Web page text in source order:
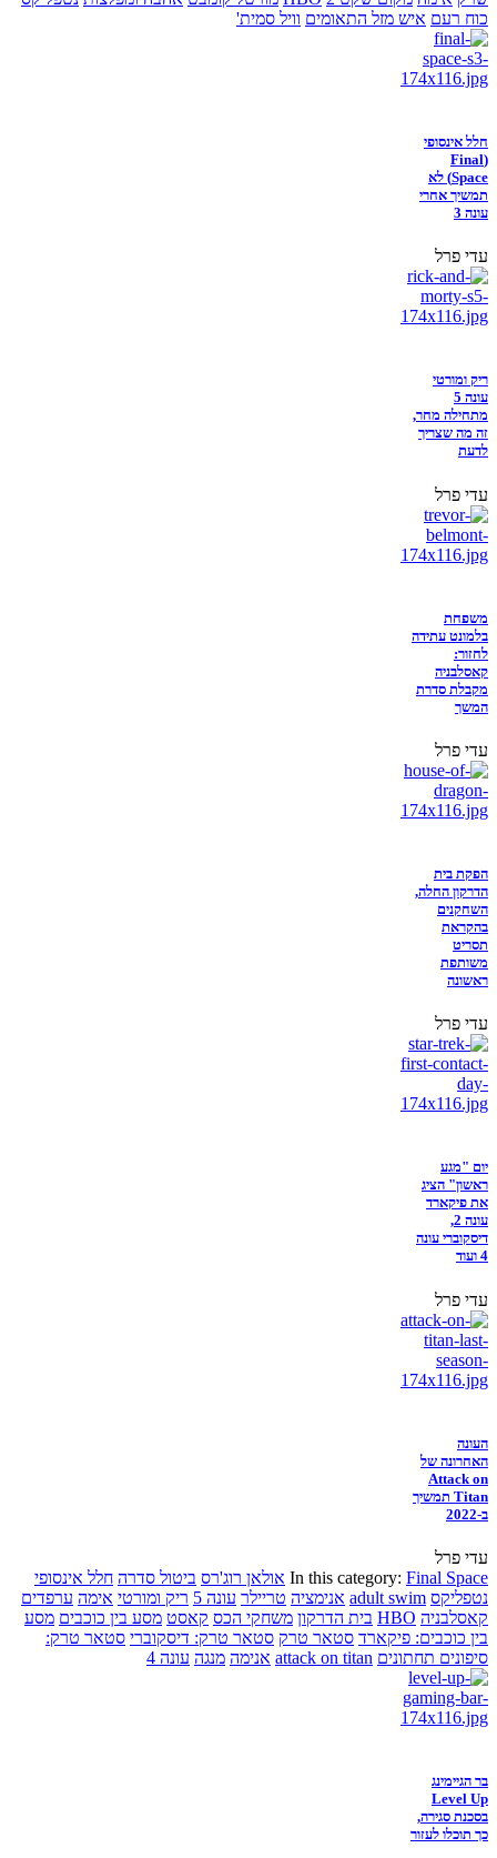
כוח רעם איש מזל התאומים וויל סמית'
חלל אינסופי
(Final
Space) לא
תמשיך אחרי
עונה 3
עדי פרל
ריק ומורטי
עונה 5
מתחילה מחר,
זה מה שצריך
לדעת
עדי פרל
משפחת
בלמונט עתידה
לחזור:
קאסלבניה
מקבלת סדרת
המשך
עדי פרל
הפקת בית
הדרקון החלה,
השחקנים
בהקראת
תסריט
משותפת
ראשונה
עדי פרל
יום "מגע
ראשון" הציג
את פיקארד
עונה 2,
דיסקוברי עונה
4 ועוד
עדי פרל
העונה
האחרונה של
Attack on
Titan תמשיך
ב-2022
עדי פרל
In this category: Final Space אולאן רוג'רס ביטול סדרה חלל אינסופי
נטפליקס adult swim אנימציה טריילר עונה 5 ריק ומורטי אימה ערפדים
קאסלבניה HBO בית הדרקון משחקי הכס קאסט מסע בין כוכבים מסע
בין כוכבים: פיקארד סטאר טרק סטאר טרק: דיסקוברי סטאר טרק:
סיפונים תחתונים attack on titan אנימה מנגה עונה 4
בר הגיימינג
Level Up
בסכנת סגירה,
כך תוכלו לעזור